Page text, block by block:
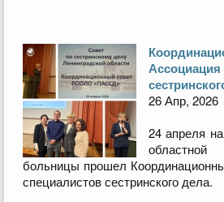
Ассоциация
26 Апр, 2026
24 апреля
больницы прошел
специалистов сестринского дела.